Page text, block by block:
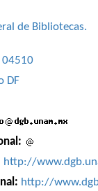
de Bibliotecas.
04510
DF
http://
http://